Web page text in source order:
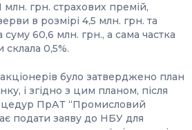
млн. грн. страхових премій,
в розмірі 4,5 млн. грн. та
60,6 млн. грн., а сама частка
0,5%.
було затверджено план
і згідно з цим планом, після
ПрАТ “Промисловий
подати заяву до НБУ для